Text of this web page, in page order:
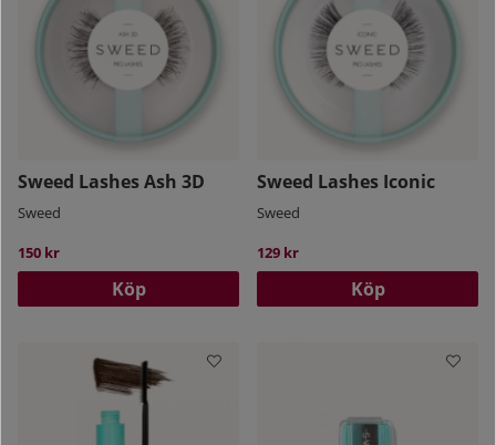
Sweed Lashes Ash 3D
Sweed
150 kr
Köp
Sweed Lashes Iconic
Sweed
129 kr
Köp